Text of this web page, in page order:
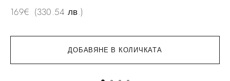
ДОБАВЯНЕ В КОЛИЧКАТА
169€ (330.54 лв.)